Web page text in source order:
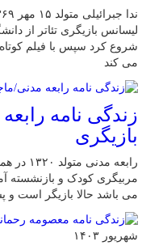
لیسانس بازیگری تئاتر از
شروع کرد سپس با فیلم کوتاه
می کند
زندگی نامه
بازیگری
رابعه
مربیگری کودک و بازنشسته
می باشد حالا بازیگر است و
شهریور ۱۴۰۳